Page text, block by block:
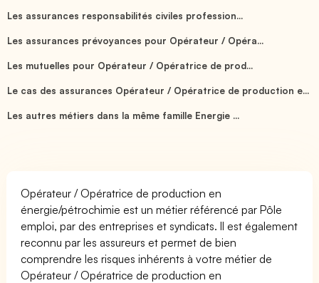
Les assurances responsabilités civiles profession...
Les assurances prévoyances pour Opérateur / Opéra...
Les mutuelles pour Opérateur / Opératrice de prod...
Le cas des assurances Opérateur / Opératrice de production e...
Les autres métiers dans la même famille Energie ...
Opérateur / Opératrice de production en
énergie/pétrochimie est un métier référencé par Pôle
emploi, par des entreprises et syndicats. Il est également
reconnu par les assureurs et permet de bien
comprendre les risques inhérents à votre métier de
Opérateur / Opératrice de production en